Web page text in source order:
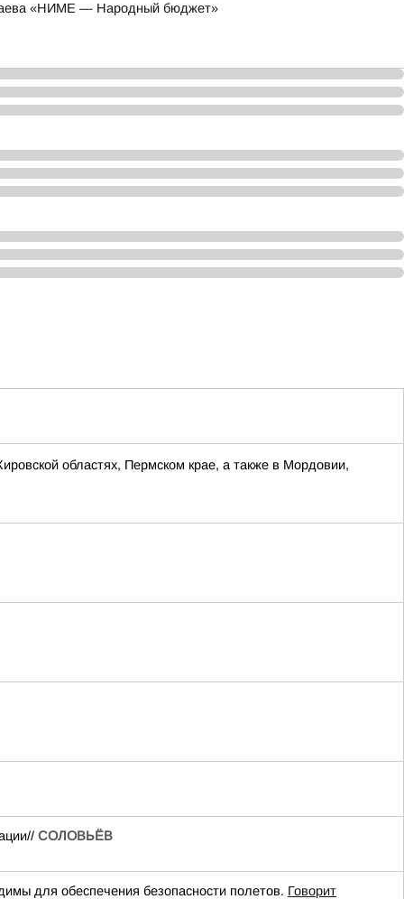
«НИМЕ — Народный бюджет»
областях, Пермском крае, а также в Мордовии,
СОЛОВЬЁВ
для обеспечения безопасности полетов. Говорит